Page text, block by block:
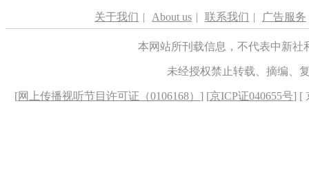
关于我们 | About us | 联系我们 | 广告服务
本网站所刊载信息，不代表中新
未经授权禁止转载、摘编、
[网上传播视听节目许可证（0106168） ] [京ICP证040655号] [